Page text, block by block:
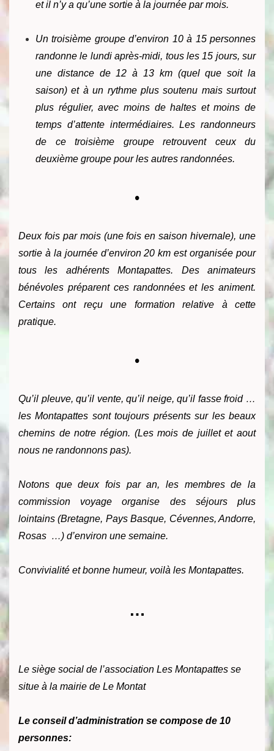
et il n’y a qu’une sortie à la journée par mois.
Un troisième groupe d’environ 10 à 15 personnes
randonne le lundi après-midi, tous les 15 jours, sur
une distance de 12 à 13 km (quel que soit la
saison) et à un rythme plus soutenu mais surtout
plus régulier, avec moins de haltes et moins de
temps d’attente intermédiaires.Les randonneurs
de ce troisième groupe retrouvent ceux du
deuxième groupe pour les autres randonnées.
•
Deux fois par mois (une fois en saison hivernale), une
sortie à la journée d’environ 20 km est organisée pour
tous les adhérents Montapattes. Des animateurs
bénévoles préparent ces randonnées et les animent.
Certains ont reçu une formation relative à cette
pratique.
•
Qu’il pleuve, qu’il vente, qu’il neige, qu’il fasse froid …
les Montapattes sont toujours présents sur les beaux
chemins de notre région. (Les mois de juillet et aout
nous ne randonnons pas).
Notons que deux fois par an, les membres de la
commission voyage organise des séjours plus
lointains (Bretagne, Pays Basque, Cévennes, Andorre,
Rosas …) d’environ une semaine.
Convivialité et bonne humeur, voilà les Montapattes.
…
Le siège social de l’association Les Montapattes se
situe à la mairie de Le Montat
Le conseil d’administration se compose de 10
personnes: